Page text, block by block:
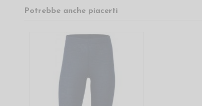
Potrebbe anche piacerti